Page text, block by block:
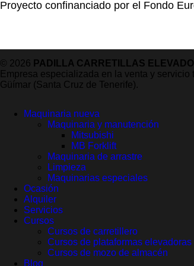
Proyecto confinanciado por el Fondo
© 2026 PADILLA CARRETILLAS
Empresa especializada en la venta y
Güímar (Santa Cruz de Tenerife).
Maquinaria nueva
Maquinaria y manutención
Mitsubishi
MB Forklift
Maquinaria de arrastre
Limpieza
Maquinarias especiales
Ocasión
Alquiler
Servicios
Cursos
Cursos de carretillero
Cursos de plataformas elevadoras
Cursos de mozo de almacén
Blog